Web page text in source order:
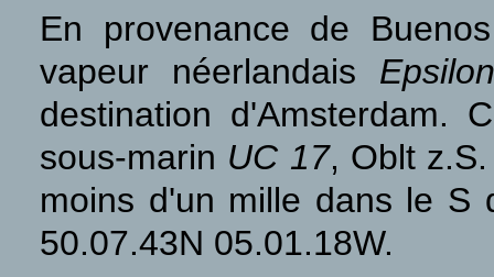
En provenance de
vapeur néerlandais Epsilon
destination d'Amsterdam.
sous-marin UC 17, Oblt
moins d'un mille dans le S
50.07.43N 05.01.18W.